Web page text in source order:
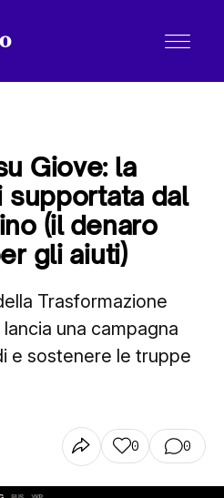
Giove: la
supportata dal
(il denaro
gli aiuti)
Trasformazione
una campagna
e sostenere le truppe
0 0